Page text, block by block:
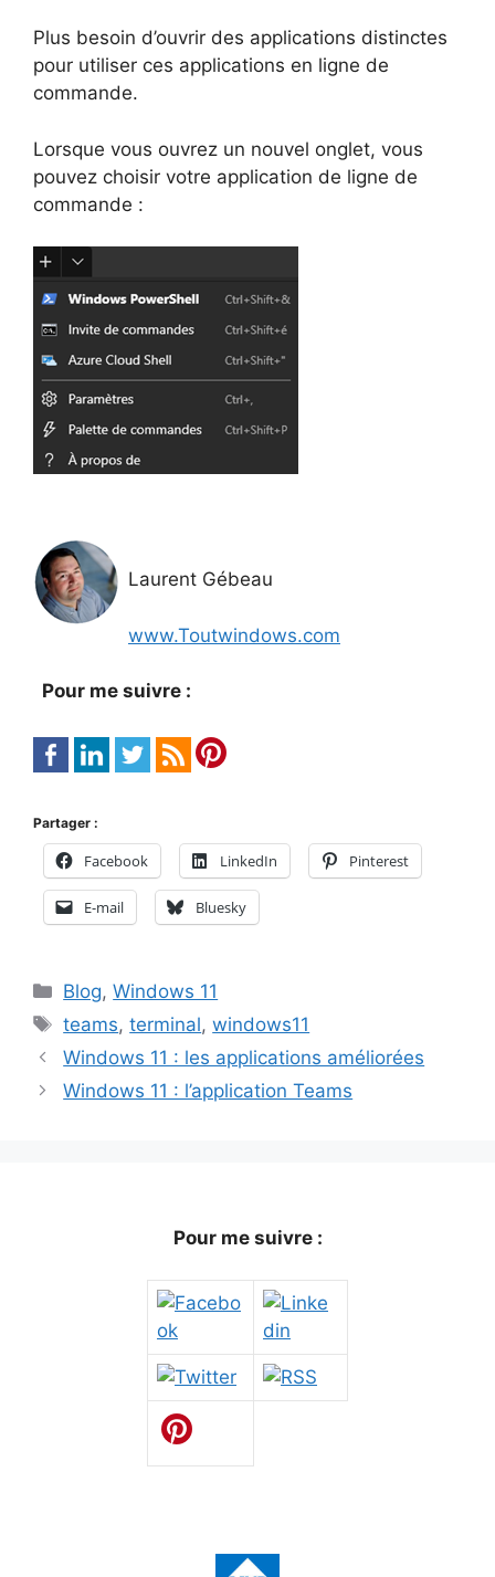
Plus besoin d’ouvrir des applications distinctes
pour utiliser ces applications en ligne de
commande.
Lorsque vous ouvrez un nouvel onglet, vous
pouvez choisir votre application de ligne de
commande :
Laurent Gébeau
www.Toutwindows.com
Pour me suivre :
Partager :
Facebook LinkedIn Pinterest
E-mail Bluesky
Catégories
Blog,Windows 11
Étiquettes
teams,terminal,windows11
Windows 11 : les applications améliorées
Windows 11 : l’application Teams
Pour me suivre :